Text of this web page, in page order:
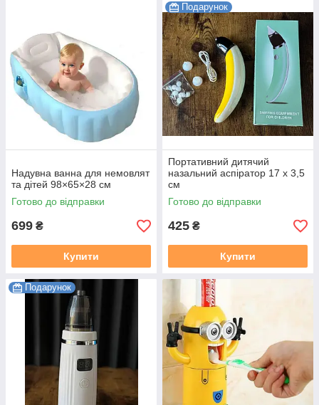
Надувна ванна для немовлят
та дітей 98×65×28 см
Готово до відправки
699 ₴
Купити
Подарунок
Портативний дитячий
назальний аспіратор 17 х 3,5
см
Готово до відправки
425 ₴
Купити
Подарунок